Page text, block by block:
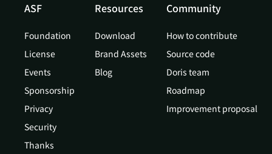
ASF
Foundation
License
Events
Sponsorship
Privacy
Security
Thanks
Resources
Download
Brand Assets
Blog
Community
How to contribute
Source code
Doris team
Roadmap
Improvement proposal